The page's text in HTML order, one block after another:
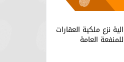
الية نزع ملكية العقارات
للمنفعة العامة